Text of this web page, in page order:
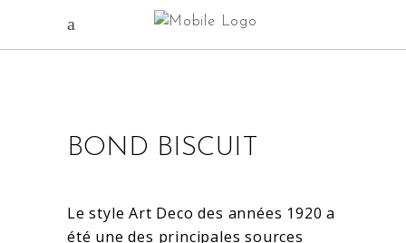
BOND BISCUIT
Le style Art Deco des années 1920 a
été une des principales sources